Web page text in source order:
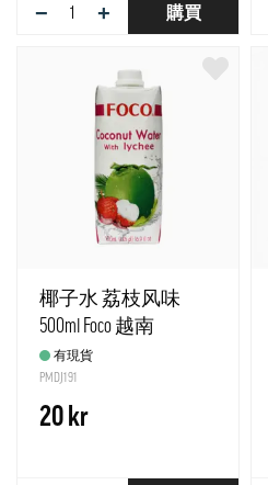
− + 購買
椰子水 荔枝风味
500ml Foco 越南
有現貨
PMDJ191
20 kr